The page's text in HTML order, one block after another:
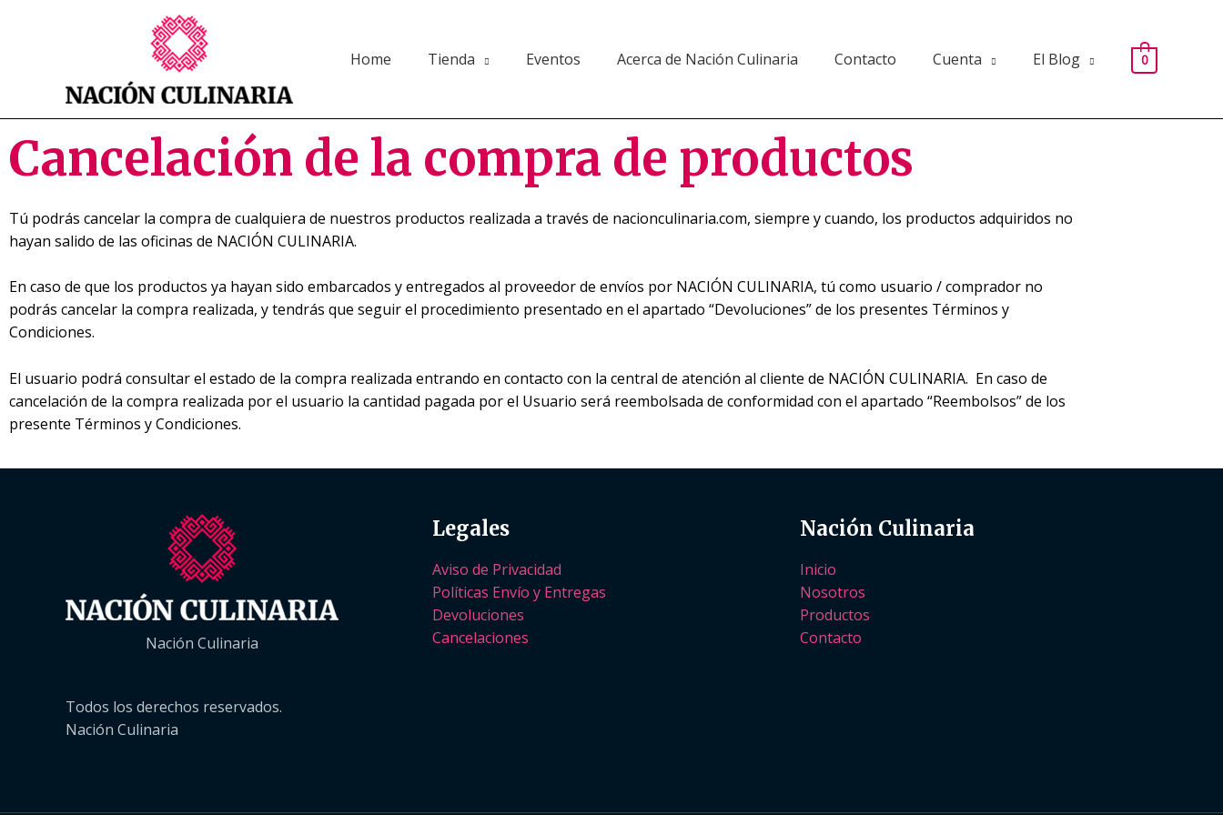
Home Tienda Eventos Acerca de Nación Culinaria Contacto Cuenta El Blog 0
Cancelación de la compra de productos
Tú podrás cancelar la compra de cualquiera de nuestros productos realizada a través de nacionculinaria.com, siempre y cuando, los productos adquiridos no
hayan salido de las oficinas de NACIÓN CULINARIA.
En caso de que los productos ya hayan sido embarcados y entregados al proveedor de envíos por NACIÓN CULINARIA, tú como usuario / comprador no
podrás cancelar la compra realizada, y tendrás que seguir el procedimiento presentado en el apartado “Devoluciones” de los presentes Términos y
Condiciones.
El usuario podrá consultar el estado de la compra realizada entrando en contacto con la central de atención al cliente de NACIÓN CULINARIA. En caso de
cancelación de la compra realizada por el usuario la cantidad pagada por el Usuario será reembolsada de conformidad con el apartado “Reembolsos” de los
presente Términos y Condiciones.
Nación Culinaria
Todos los derechos reservados.
Nación Culinaria
Legales
Aviso de Privacidad
Políticas Envío y Entregas
Devoluciones
Cancelaciones
Nación Culinaria
Inicio
Nosotros
Productos
Contacto